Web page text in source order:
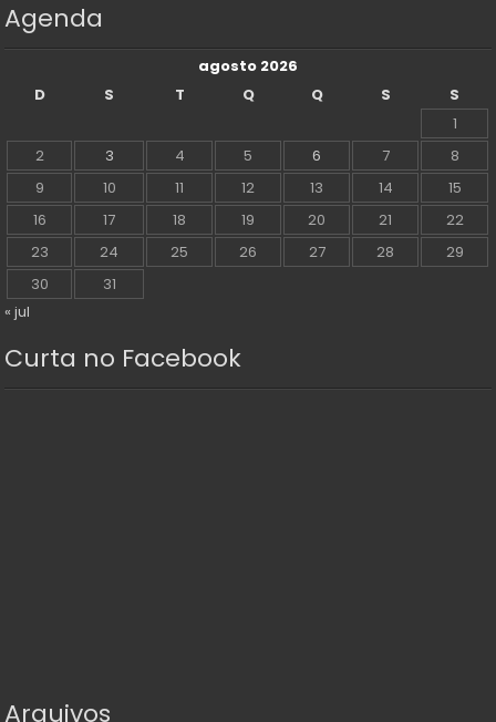
Agenda
agosto 2026
D
S T Q Q S
S
1
2
3 4 5 6 7
8
9
10 11 12 13 14
15
16
17 18 19 20 21
22
23
24 25 26 27 28
29
30
31
« jul
Curta no Facebook
Arquivos